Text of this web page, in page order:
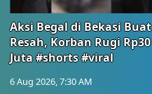
Aksi Begal di Bekasi Buat
Resah, Korban Rugi Rp30
Juta #shorts #viral
6 Aug 2026, 7:30 AM